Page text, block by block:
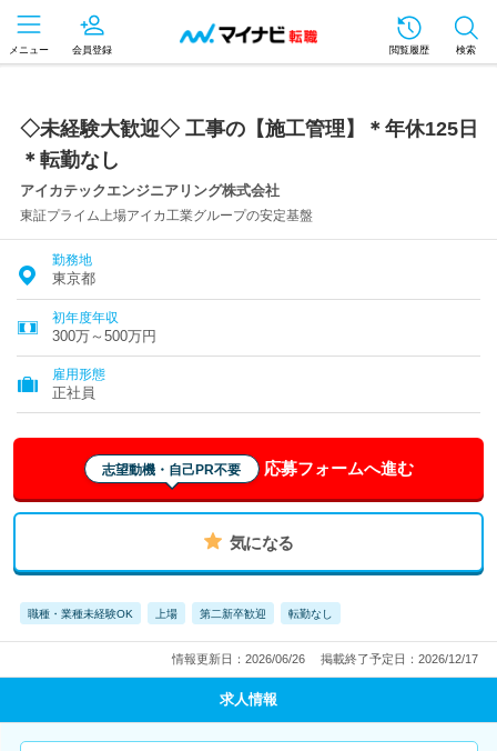
メニュー 会員登録 閲覧履歴 検索
◇未経験大歓迎◇ 工事の【施工管理】＊年休125日
＊転勤なし
アイカテックエンジニアリング株式会社
東証プライム上場アイカ工業グループの安定基盤
勤務地
東京都
初年度年収
300万～500万円
雇用形態
正社員
志望動機・自己PR不要 応募フォームへ進む
気になる
職種・業種未経験OK 上場 第二新卒歓迎 転勤なし
情報更新日：2026/06/26 掲載終了予定日：2026/12/17
求人情報